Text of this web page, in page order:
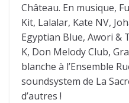
Château. En musique,
Kit, Lalalar, Kate NV,
Egyptian Blue, Awori &
K, Don Melody Club,
blanche à l’Ensemble
soundsystem de La
d’autres !